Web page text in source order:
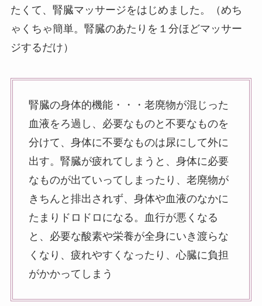
たくて、腎臓マッサージをはじめました。（めち
ゃくちゃ簡単。腎臓のあたりを１分ほどマッサー
ジするだけ）
腎臓の身体的機能・・・老廃物が混じった
血液をろ過し、必要なものと不要なものを
分けて、身体に不要なものは尿にして外に
出す。腎臓が疲れてしまうと、身体に必要
なものが出ていってしまったり、老廃物が
きちんと排出されず、身体や血液のなかに
たまりドロドロになる。血行が悪くなる
と、必要な酸素や栄養が全身にいき渡らな
くなり、疲れやすくなったり、心臓に負担
がかかってしまう